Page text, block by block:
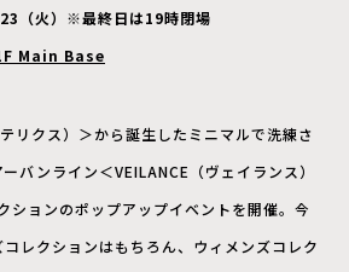
（火）※最終日は19時閉場
Main Base
リクス）＞から誕生したミニマルで洗練さ
バンライン＜VEILANCE（ヴェイランス）
ションのポップアップイベントを開催。今
レクションはもちろん、ウィメンズコレク